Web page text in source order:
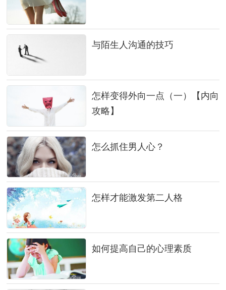
与陌生人沟通的技巧
怎样变得外向一点（一）【内向
攻略】
怎么抓住男人心？
怎样才能激发第二人格
如何提高自己的心理素质